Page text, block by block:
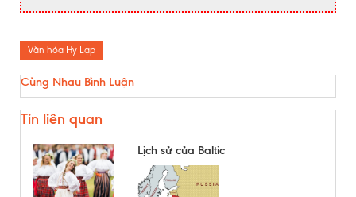
Văn hóa Hy Lạp
Cùng Nhau Bình Luận
Tin liên quan
Lịch sử của Baltic